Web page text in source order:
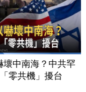
壞中南海？中共罕
零共機」擾台